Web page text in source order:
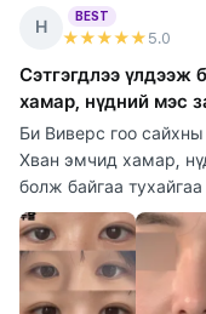
Н
BEST
★★★★★ 5.0
Сэтгэгдлээ
хамар, нүдний мэс
Би Виверс гоо
Хван эмчид хамар,
болж байгаа